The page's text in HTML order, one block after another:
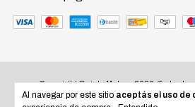
Al navegar por este sitio aceptás el uso de
Copyright Quinta Motos - 2026. Todos